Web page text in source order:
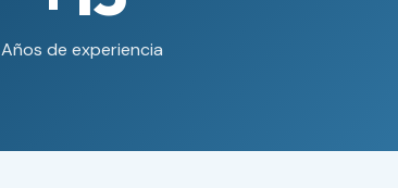
Años de experiencia